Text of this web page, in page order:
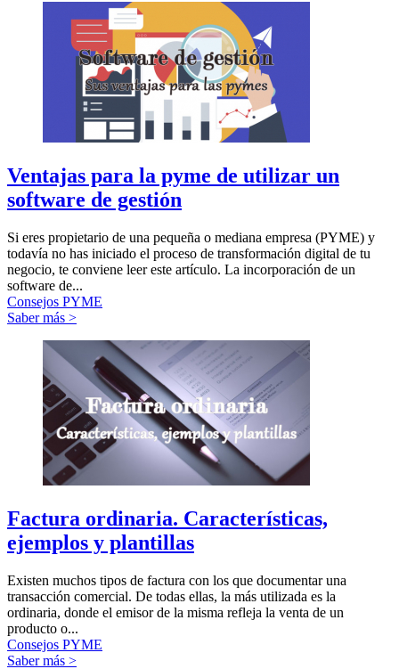
Ventajas para la pyme de utilizar un
software de gestión
Si eres propietario de una pequeña o mediana empresa (PYME) y
todavía no has iniciado el proceso de transformación digital de tu
negocio, te conviene leer este artículo. La incorporación de un
software de...
Consejos PYME
Saber más >
Factura ordinaria. Características,
ejemplos y plantillas
Existen muchos tipos de factura con los que documentar una
transacción comercial. De todas ellas, la más utilizada es la
ordinaria, donde el emisor de la misma refleja la venta de un
producto o...
Consejos PYME
Saber más >